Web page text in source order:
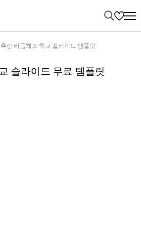
추상 리듬체조 학교 슬라이드 템플릿
슬라이드 무료 템플릿